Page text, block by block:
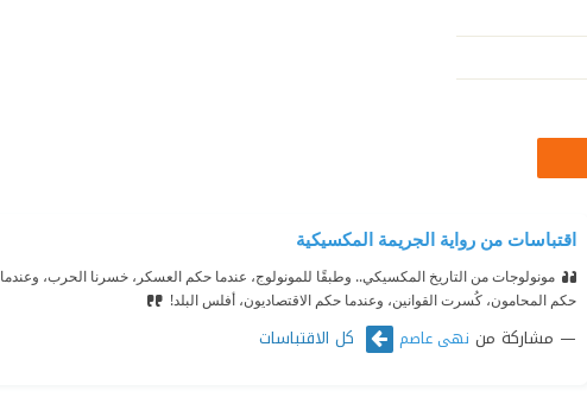
اقتباسات من رواية الجريمة المكسيكية
مونولوجات من التاريخ المكسيكي.. وطبقًا للمونولوج، عندما حكم العسكر، خسرنا الحرب، وعندما
حكم المحامون، كُسرت القوانين، وعندما حكم الاقتصاديون، أفلس البلد!
مشاركة من نهى عاصم كل الاقتباسات